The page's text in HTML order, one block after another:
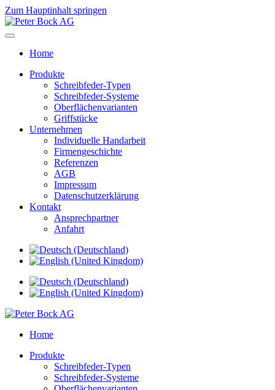
Zum Hauptinhalt springen
Home
Produkte
Schreibfeder-Typen
Schreibfeder-Systeme
Oberflächenvarianten
Griffstücke
Unternehmen
Individuelle Handarbeit
Firmengeschichte
Referenzen
AGB
Impressum
Datenschutzerklärung
Kontakt
Ansprechpartner
Anfahrt
Home
Produkte
Schreibfeder-Typen
Schreibfeder-Systeme